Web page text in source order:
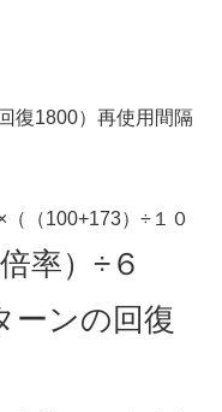
復1800）再使用間隔
（100+173）÷１０
率） ÷６
ーンの回復